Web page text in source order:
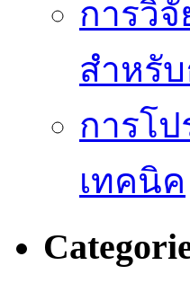
การวิ
สำหรั
การโ
เทคนิค